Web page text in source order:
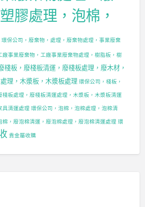
膠處理，泡棉，
環保公司，廢棄物，處理，廢棄物處理，事業廢棄
廠事業廢棄物，工廠事業廢棄物處理，樹脂板，樹
棧板，廢棧板清運，廢棧板處理，廢木材，
理，木漿板，木漿板處理 環保公司，棧板，
棧板處理，廢棧板清運處理，木漿板，木漿板清運
具清運處理 環保公司，泡棉，泡棉處理，泡棉清
棉，廢泡棉清運，廢泡棉處理，廢泡棉清運處理 環
貴金屬收購